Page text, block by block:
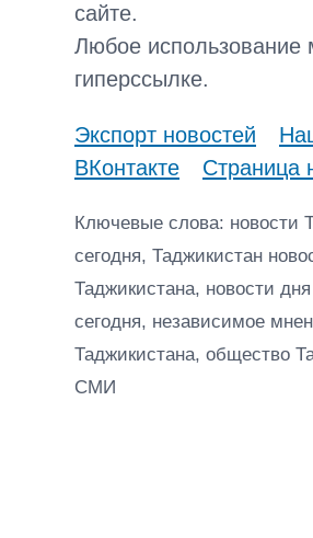
сайте.
Любое использование
гиперссылке.
Экспорт новостей
ВКонтакте
Страница
Ключевые слова: новости
сегодня, Таджикистан
Таджикистана, новости
сегодня, независимое
Таджикистана, общество
СМИ